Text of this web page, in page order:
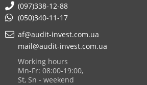
(097)338-12-88
(050)340-11-17
af@audit-invest.com.ua
mail@audit-invest.com.ua
Working hours
Mn-Fr: 08:00-19:00,
St, Sn - weekend